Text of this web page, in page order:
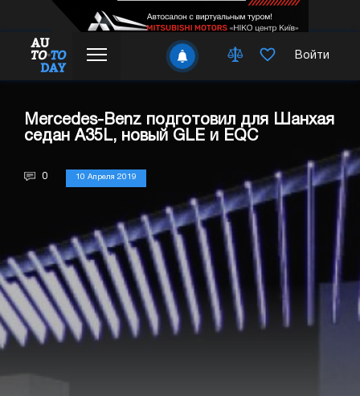
Войти
Mercedes-Benz подготовил для Шанхая
седан A35L, новый GLE и EQC
0 10 Апреля 2019